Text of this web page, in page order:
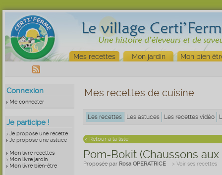
Mes recettes Mon jardin Mon bien
Connexion
Me connecter
Je participe !
Je propose une recette
Je propose une astuce
Mon livre recettes
Mon livre jardin
Mon livre bien-être
Mes recettes de cuisine
Les recettes Les astuces Les recettes vidéo
< Retour à la liste
Pom-Bokit (Chaussons
Proposée par Rosa OPERATRICE > Voir ses recettes